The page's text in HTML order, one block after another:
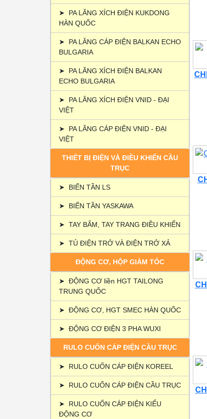
➤
PA LĂNG XÍCH ĐIỆN KUKDONG
HÀN QUỐC
➤
PA LĂNG CÁP ĐIỆN BALKAN ECHO
BULGARIA
➤
PA LĂNG XÍCH ĐIỆN BALKAN
ECHO BULGARIA
➤
PA LĂNG XÍCH ĐIỆN VNID - ĐẠI
VIỆT
➤
PA LĂNG CÁP ĐIỆN VNID - ĐẠI
VIỆT
THIẾT BỊ ĐIỆN VÀ ĐIỀU KHIỂN CẦU
TRỤC
➤ BIẾN TẦN LS
➤ BIẾN TẦN YASKAWA
➤ TAY BẤM, TAY TRANG ĐIỀU KHIỂN
➤ TỦ ĐIỆN TRỞ VÀ ĐIỆN TRỞ XẢ
ĐỘNG CƠ, HỘP GIẢM TỐC
➤ ĐỘNG CƠ liền HGT TAILONG
TRUNG QUỐC
➤ ĐỘNG CƠ, HGT SMEC HÀN QUỐC
➤ ĐỘNG CƠ ĐIỆN 3 PHA WUXI
RULO CUỐN CÁP ĐIỆN CẦU TRỤC
➤ RULO CUỐN CÁP ĐIỆN KOREEL
➤ RULO CUỐN CÁP ĐIỆN CẦU TRỤC
➤
RULO CUỐN CÁP ĐIỆN KIỂU
ĐỘNG CƠ